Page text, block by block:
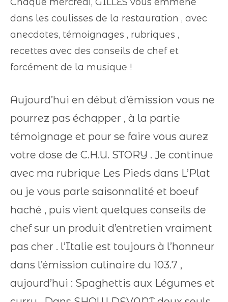
dans les coulisses de la restauration , avec
anecdotes, témoignages , rubriques ,
recettes avec des conseils de chef et
forcément de la musique !
Aujourd’hui en début d’émission vous ne
pourrez pas échapper , à la partie
témoignage et pour se faire vous aurez
votre dose de C.H.U. STORY . Je continue
avec ma rubrique Les Pieds dans L’Plat
ou je vous parle saisonnalité et boeuf
haché , puis vient quelques conseils de
chef sur un produit d’entretien vraiment
pas cher . l’Italie est toujours à l’honneur
dans l’émission culinaire du 103.7 ,
aujourd’hui : Spaghettis aux Légumes et